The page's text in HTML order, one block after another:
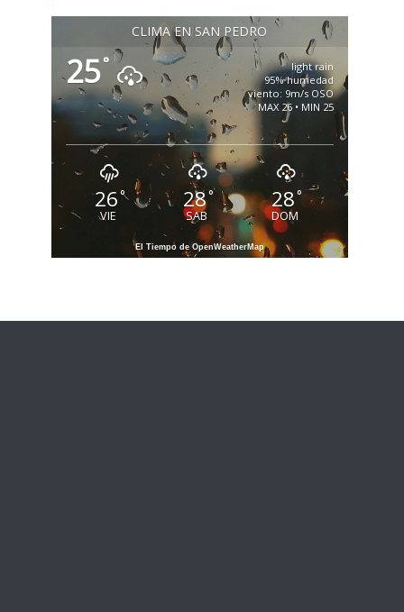
CLIMA EN SAN PEDRO
25°
light rain
95% humedad
viento: 9m/s OSO
MAX 26 • MIN 25
26°
VIE
28°
SAB
28°
DOM
El Tiempo de OpenWeatherMap